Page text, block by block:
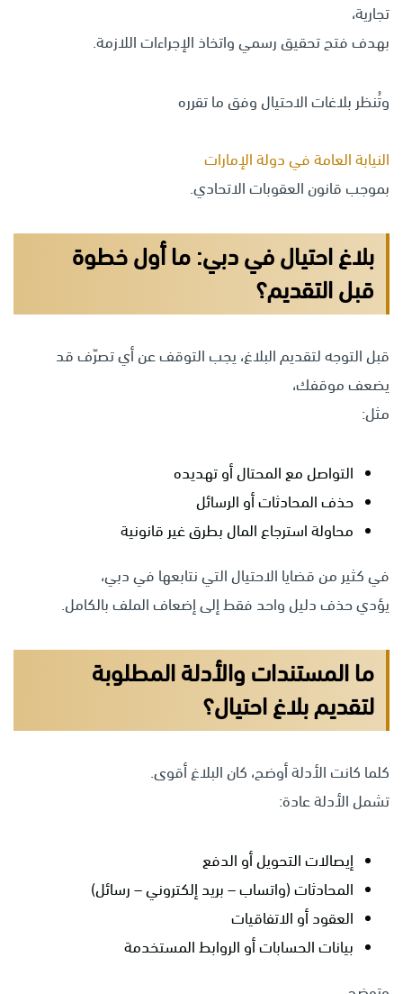
تجارية،
بهدف فتح تحقيق رسمي واتخاذ الإجراءات اللازمة.
وتُنظر بلاغات الاحتيال وفق ما تقرره
النيابة العامة في دولة الإمارات
بموجب قانون العقوبات الاتحادي.
بلاغ احتيال في دبي: ما أول خطوة
قبل التقديم؟
قبل التوجه لتقديم البلاغ، يجب التوقف عن أي تصرّف قد
يضعف موقفك،
مثل:
التواصل مع المحتال أو تهديده
حذف المحادثات أو الرسائل
محاولة استرجاع المال بطرق غير قانونية
في كثير من قضايا الاحتيال التي نتابعها في دبي،
يؤدي حذف دليل واحد فقط إلى إضعاف الملف بالكامل.
ما المستندات والأدلة المطلوبة
لتقديم بلاغ احتيال؟
كلما كانت الأدلة أوضح، كان البلاغ أقوى.
تشمل الأدلة عادة:
إيصالات التحويل أو الدفع
المحادثات (واتساب – بريد إلكتروني – رسائل)
العقود أو الاتفاقيات
بيانات الحسابات أو الروابط المستخدمة